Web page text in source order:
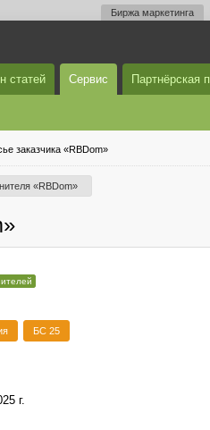
Биржа маркетинга
статей Сервис Партнёрская
заказчика «RBDom»
«RBDom»
БС 25
г.